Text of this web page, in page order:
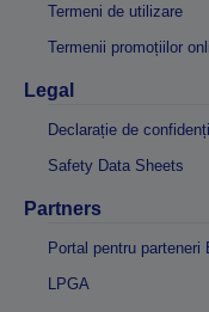
Termeni de utilizare
Termenii promoțiilor
Legal
Declarație de
Safety Data Sheets
Partners
Portal pentru parteneri
LPGA